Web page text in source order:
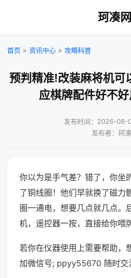
珂凑网
首页 > 资讯中心 > 攻略科普
预判精准!改装麻将机可
应棋牌配件好不
发布时间：2026-08-
发布者：珂
你以为是手气差？错了，你坐
了铜线圈！他们早就换了磁力
圈一通电，想要几点就几点。
机，遥控器一按，直接给你喂
若你在仪器使用上需要帮助，
加微信号; ppyy55670 随时交